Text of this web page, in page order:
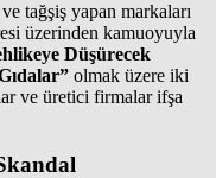
tağşiş yapan markaları
üzerinden kamuoyuyla
Düşürecek
olmak üzere iki
ve üretici firmalar ifşa